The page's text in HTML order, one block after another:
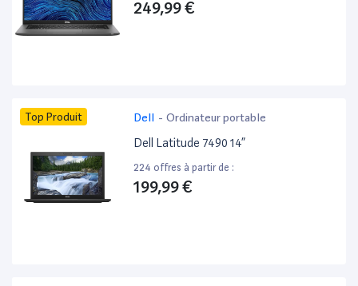
249,99 €
Top Produit Dell - Ordinateur portable
Dell Latitude 7490 14”
224 offres à partir de :
199,99 €